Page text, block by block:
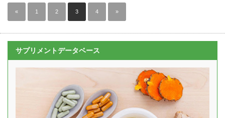
« 1 2 3 4 »
サプリメントデータベース